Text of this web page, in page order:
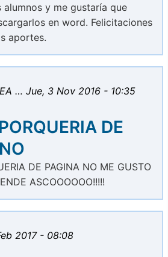
y me gustaría que
en word. Felicitaciones
aportes.
… Jue, 3 Nov 2016 - 10:35
DE
DE PAGINA NO ME GUSTO
ASCOOOOOO!!!!!
2017 - 08:08